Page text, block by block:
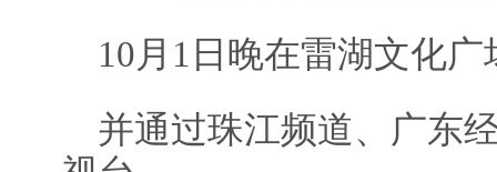
10月1日晚在雷湖文化广
并通过珠江频道、广东